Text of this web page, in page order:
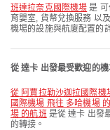
班達拉奈克國際機場 是
育嬰室, 貨幣兌換服務 以
機場的設施與航廈配置的
從 達卡 出發最受歡迎的
從 阿賈拉勒沙迦拉國際
國際機場 飛往 多哈機場
場 的航班 是從 達卡 出發
的轉接。